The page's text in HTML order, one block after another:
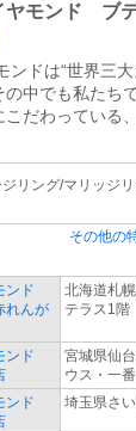
モンド ブ
ンドは“世界三
中でも私たち
こだわっている
リング/マリッジ
その他の
ンド
れんが
北海道札
テラス1階
ンド
宮城県仙
ウス・一
ンド
埼玉県さ